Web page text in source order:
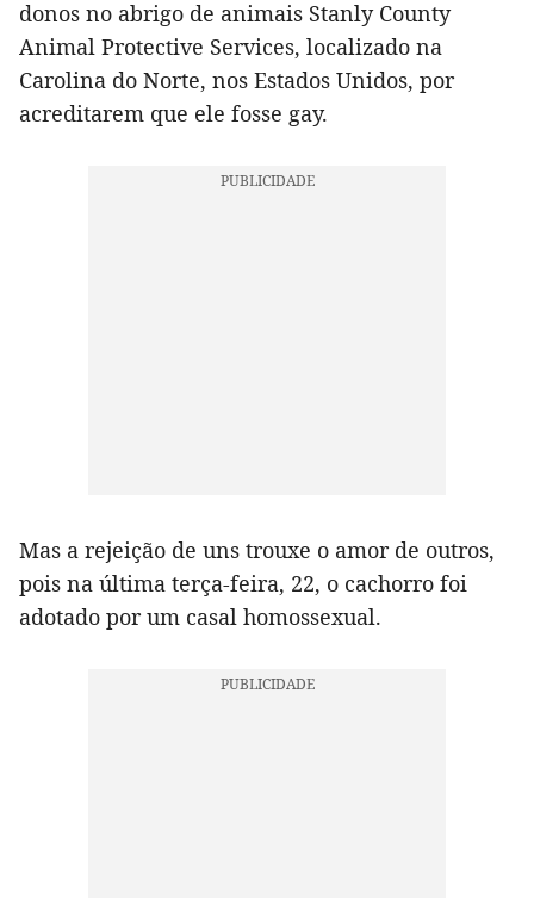
donos no abrigo de animais Stanly County
Animal Protective Services, localizado na
Carolina do Norte, nos Estados Unidos, por
acreditarem que ele fosse gay.
Mas a rejeição de uns trouxe o amor de outros,
pois na última terça-feira, 22, o cachorro foi
adotado por um casal homossexual.